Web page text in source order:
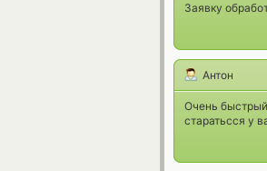
Заявку
Антон
Очень
старатьсся у